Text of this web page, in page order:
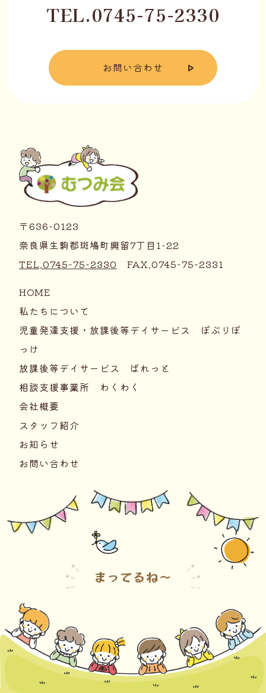
TEL.0745-75-2330
お問い合わせ
〒636-0123
奈良県生駒郡斑鳩町興留7丁目1-22
TEL.0745-75-2330 FAX.0745-75-2331
HOME
私たちについて
児童発達支援・放課後等デイサービス ぽぷりぽ
っけ
放課後等デイサービス ぱれっと
相談支援事業所 わくわく
会社概要
スタッフ紹介
お知らせ
お問い合わせ
まってるね〜